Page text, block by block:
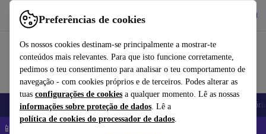
Preferências de cookies
Os nossos cookies destinam-se principalmente a mostrar-te
conteúdos mais relevantes. Para que isto funcione corretamente,
pedimos o teu consentimento para analisar o teu comportamento de
navegação - com cookies próprios e de terceiros. Podes alterar as
tuas configurações de cookies a qualquer momento. Lê as nossas
informações sobre proteção de dados. Lê a
política de cookies do processador de dados.
Use o refurbed de forma rápida e fácil
Telemóveis Computadores Portáteis Tablets
📱 Poupa 5% EXTRA em todos os iPhones – Código: